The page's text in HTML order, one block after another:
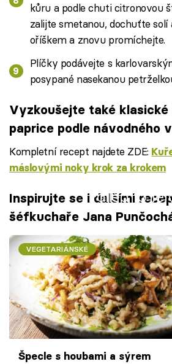
kůru a podle chuti citronovou
zalijte smetanou, dochuťte
oříškem a znovu promíchejte.
Plíčky podávejte s
posypané nasekanou
Vyzkoušejte také klasické
paprice podle návodného
Kompletní recept najdete ZDE:
máslovými noky krok za krokem
Failed to
Inspirujte se i dalšími
šéfkuchaře Jana
VEGETARIÁNSKÉ
Špecle s houbami a sýrem